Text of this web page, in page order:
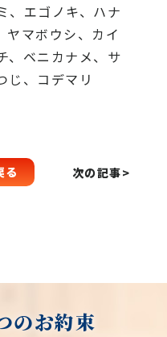
、エゴノキ、ハナ
ヤマボウシ、カイ
、ベニカナメ、サ
じ、コデマリ
る 次の記事>
のお約束